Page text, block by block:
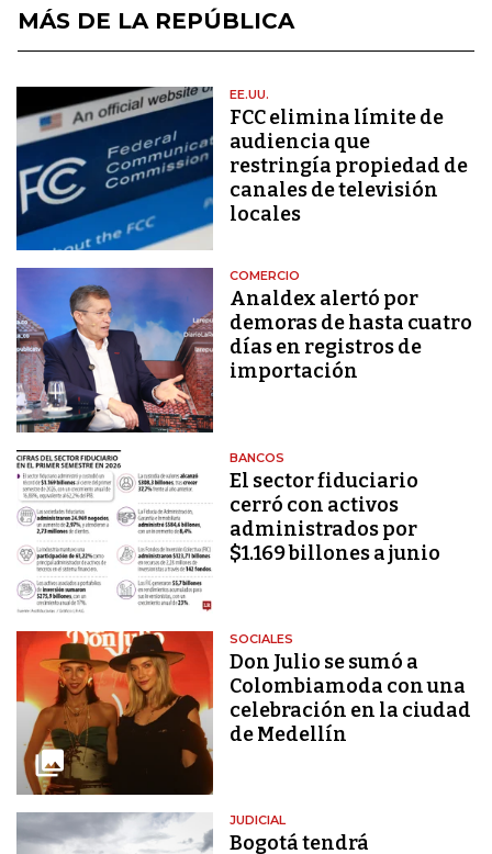
MÁS DE LA REPÚBLICA
EE.UU.
FCC elimina límite de
audiencia que
restringía propiedad de
canales de televisión
locales
COMERCIO
Analdex alertó por
demoras de hasta cuatro
días en registros de
importación
BANCOS
El sector fiduciario
cerró con activos
administrados por
$1.169 billones a junio
SOCIALES
Don Julio se sumó a
Colombiamoda con una
celebración en la ciudad
de Medellín
JUDICIAL
Bogotá tendrá